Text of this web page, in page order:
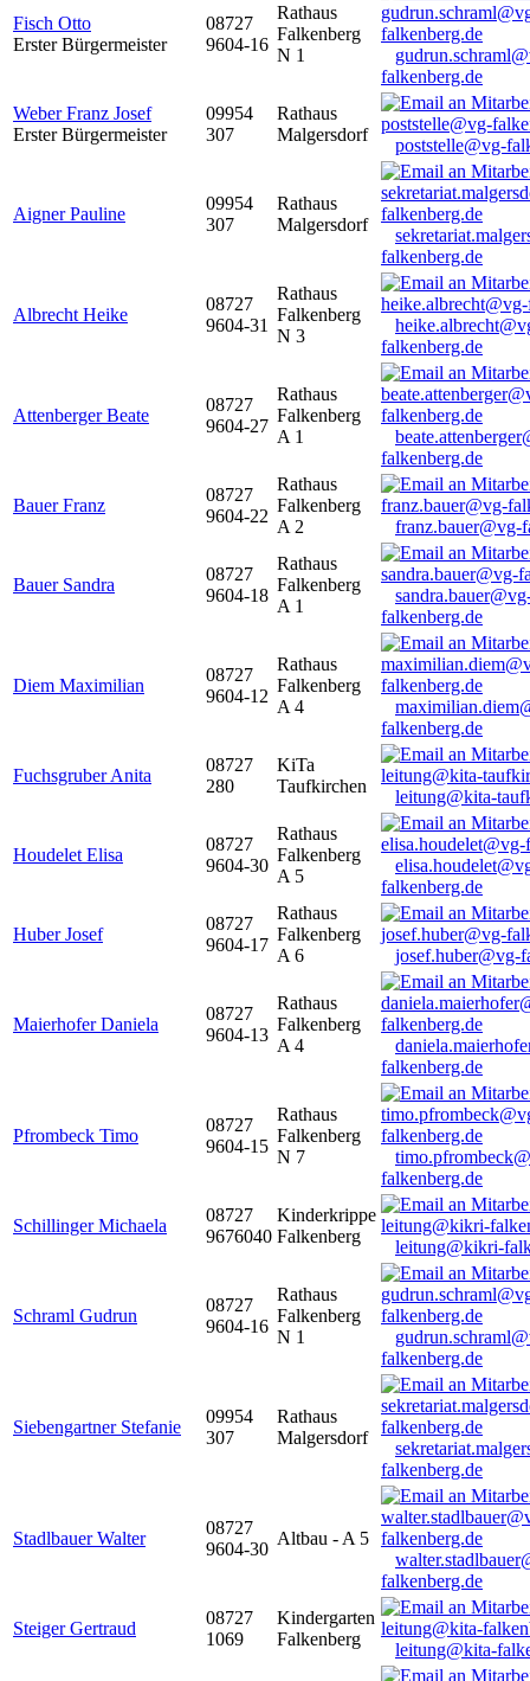
Fisch Otto
Erster Bürgermeister
08727
9604-16
Rathaus
Falkenberg
N 1
falkenberg.de
Weber Franz Josef
Erster Bürgermeister
09954
307
Rathaus
Malgersdorf
poststelle@vg-
Aigner Pauline
09954
307
Rathaus
Malgersdorf
falkenberg.de
Albrecht Heike
08727
9604-31
Rathaus
Falkenberg
N 3
falkenberg.de
Attenberger Beate
08727
9604-27
Rathaus
Falkenberg
A 1
falkenberg.de
Bauer Franz
08727
9604-22
Rathaus
Falkenberg
A 2
franz.bauer@vg-
Bauer Sandra
08727
9604-18
Rathaus
Falkenberg
A 1
falkenberg.de
Diem Maximilian
08727
9604-12
Rathaus
Falkenberg
A 4
falkenberg.de
Fuchsgruber Anita
08727
280
KiTa
Taufkirchen
leitung@kita-
Houdelet Elisa
08727
9604-30
Rathaus
Falkenberg
A 5
falkenberg.de
Huber Josef
08727
9604-17
Rathaus
Falkenberg
A 6
josef.huber@vg-
Maierhofer Daniela
08727
9604-13
Rathaus
Falkenberg
A 4
falkenberg.de
Pfrombeck Timo
08727
9604-15
Rathaus
Falkenberg
N 7
falkenberg.de
Schillinger Michaela
08727
9676040
Kinderkrippe
Falkenberg
leitung@kikri-
Schraml Gudrun
08727
9604-16
Rathaus
Falkenberg
N 1
falkenberg.de
Siebengartner Stefanie
09954
307
Rathaus
Malgersdorf
falkenberg.de
Stadlbauer Walter
08727
9604-30
Altbau - A 5
falkenberg.de
Steiger Gertraud
08727
1069
Kindergarten
Falkenberg
leitung@kita-